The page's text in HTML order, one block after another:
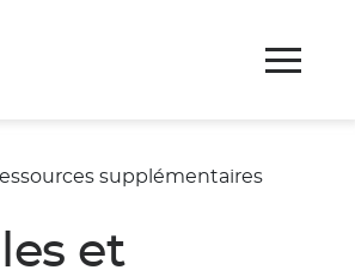
supplémentaires
et